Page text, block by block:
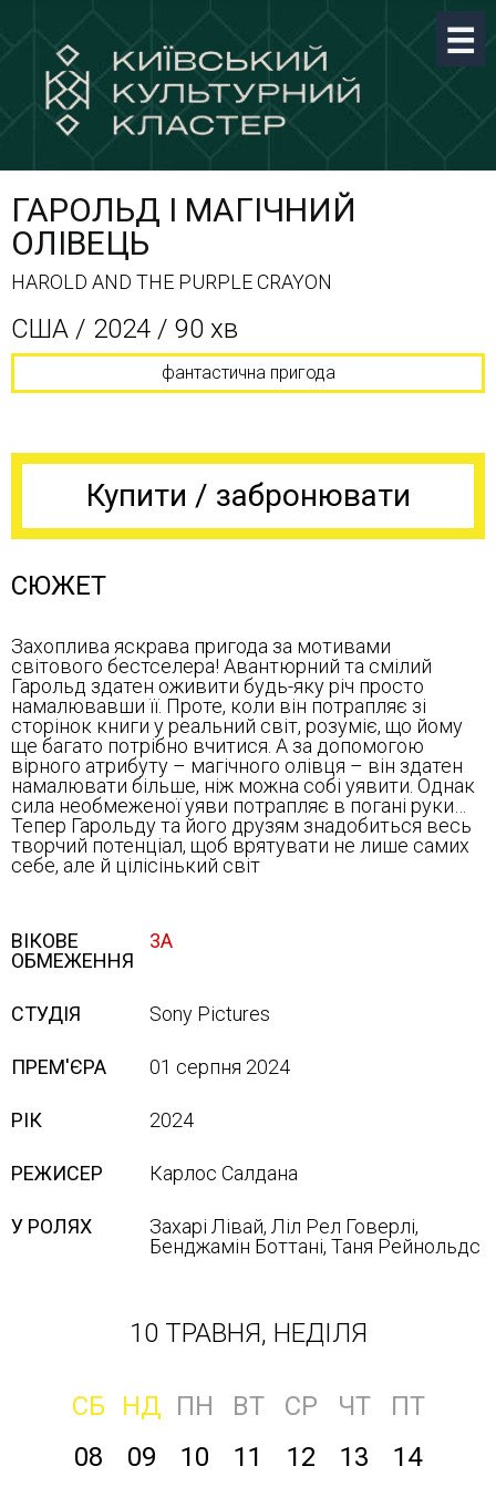
ГАРОЛЬД І МАГІЧНИЙ
ОЛІВЕЦЬ
HAROLD AND THE PURPLE CRAYON
США / 2024 / 90 хв
фантастична пригода
Купити / забронювати
СЮЖЕТ
Захоплива яскрава пригода за мотивами
світового бестселера! Авантюрний та смілий
Гарольд здатен оживити будь-яку річ просто
намалювавши її. Проте, коли він потрапляє зі
сторінок книги у реальний світ, розуміє, що йому
ще багато потрібно вчитися. А за допомогою
вірного атрибуту – магічного олівця – він здатен
намалювати більше, ніж можна собі уявити. Однак
сила необмеженої уяви потрапляє в погані руки…
Тепер Гарольду та його друзям знадобиться весь
творчий потенціал, щоб врятувати не лише самих
себе, але й цілісінький світ
ВІКОВЕ
ОБМЕЖЕННЯ
3А
СТУДІЯ Sony Pісtures
ПРЕМ'ЄРА 01 серпня 2024
РІК 2024
РЕЖИСЕР Карлос Салдана
У РОЛЯХ
Захарі Лівай, Ліл Рел Говерлі,
Бенджамін Боттані, Таня Рейнольдс
10 ТРАВНЯ, НЕДІЛЯ
СБ НД ПН ВТ СР ЧТ
ПТ
08
09 10 11 12 13 14